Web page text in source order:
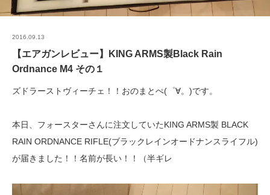
2016.09.13
【エアガンレビュー】KING ARMS製Black Rain
Ordnance M4 その１
ズドラーストヴィーチェ！！おのまとぺ(゜∀。)です。
本日、フォースターさんに注文していたKING ARMS製 BLACK
RAIN ORDNANCE RIFLE(ブラックレインオードナンスライフル)
が届きました！！名前が長い！！（半ギレ